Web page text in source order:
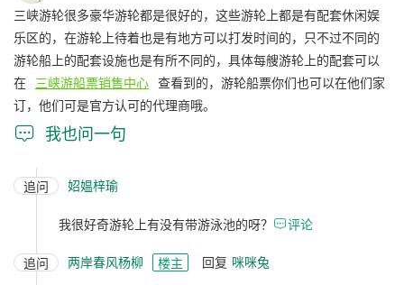
三峡游轮很多豪华游轮都是很好的，这些游轮上都是有配套休闲娱
乐区的，在游轮上待着也是有地方可以打发时间的，只不过不同的
游轮船上的配套设施也是有所不同的，具体每艘游轮上的配套可以
在
三峡游船票销售中心 查看到的，游轮船票你们也可以在他们家
订，他们可是官方认可的代理商哦。
 我也问一句
追问 妱媪梓瑜
我很好奇游轮上有没有带游泳池的呀？ 评论
追问 两岸春风杨柳 楼主 回复 咪咪兔